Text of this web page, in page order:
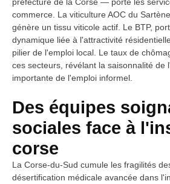
commerce. La viticulture AOC du
génère un tissu viticole actif. Le BTP,
dynamique liée à l'attractivité
pilier de l'emploi local. Le taux de
ces secteurs, révélant la saisonnalité de
importante de l'emploi informel.
Des équipes
sociales face à
corse
La Corse-du-Sud cumule les fragilités
désertification médicale avancée dans